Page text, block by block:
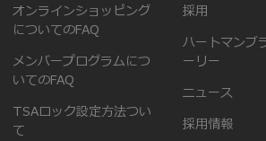
オンラインショッピング
についてのFAQ
メンバープログラムにつ
いてのFAQ
TSAロック設定方法つい
て
採用
ハートマンブ
ーリー
ニュース
採用情報